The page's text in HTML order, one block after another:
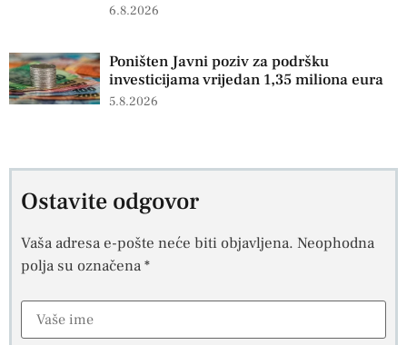
6.8.2026
Poništen Javni poziv za podršku
investicijama vrijedan 1,35 miliona eura
5.8.2026
Ostavite odgovor
Vaša adresa e-pošte neće biti objavljena. Neophodna
polja su označena*